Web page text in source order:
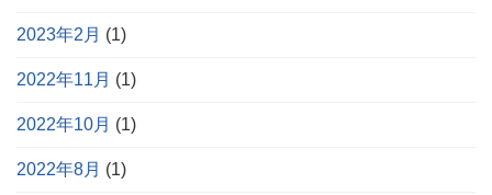
2023年2月 (1)
2022年11月 (1)
2022年10月 (1)
2022年8月 (1)